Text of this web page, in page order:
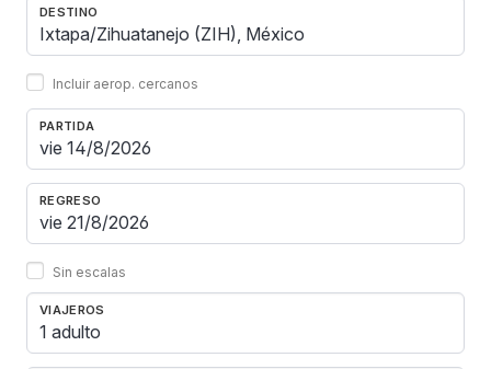
DESTINO
Incluir aerop. cercanos
PARTIDA
REGRESO
Sin escalas
VIAJEROS
1 adulto